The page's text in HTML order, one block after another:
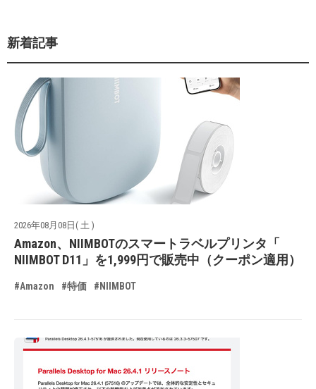
新着記事
2026年08月08日( 土 )
Amazon、NIIMBOTのスマートラベルプリンタ「
NIIMBOT D11」を1,999円で販売中（クーポン適用）
#Amazon #特価 #NIIMBOT